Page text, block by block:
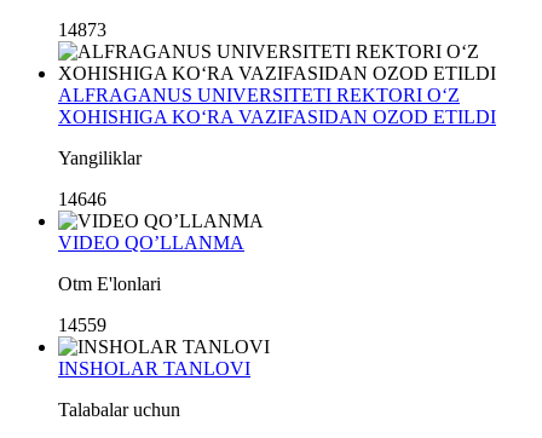
14873
ALFRAGANUS UNIVERSITETI REKTORI O‘Z
XOHISHIGA KO‘RA VAZIFASIDAN OZOD ETILDI
Yangiliklar
14646
VIDEO QO’LLANMA
Otm E'lonlari
14559
INSHOLAR TANLOVI
Talabalar uchun